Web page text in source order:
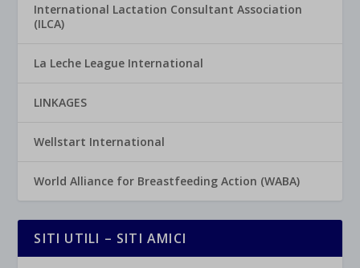
International Lactation Consultant Association
(ILCA)
La Leche League International
LINKAGES
Wellstart International
World Alliance for Breastfeeding Action (WABA)
SITI UTILI – SITI AMICI